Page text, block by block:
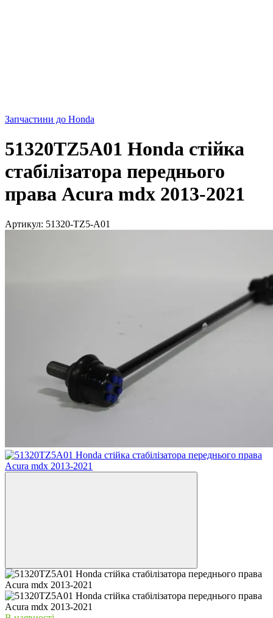
Запчастини до Honda
51320TZ5A01 Honda стійка
стабілізатора переднього
права Acura mdx 2013-2021
Артикул: 51320-TZ5-A01